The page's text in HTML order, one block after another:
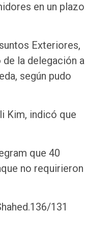
en un plazo
Exteriores,
la delegación a
según pudo
Kim, indicó que
que 40
no requirieron
131